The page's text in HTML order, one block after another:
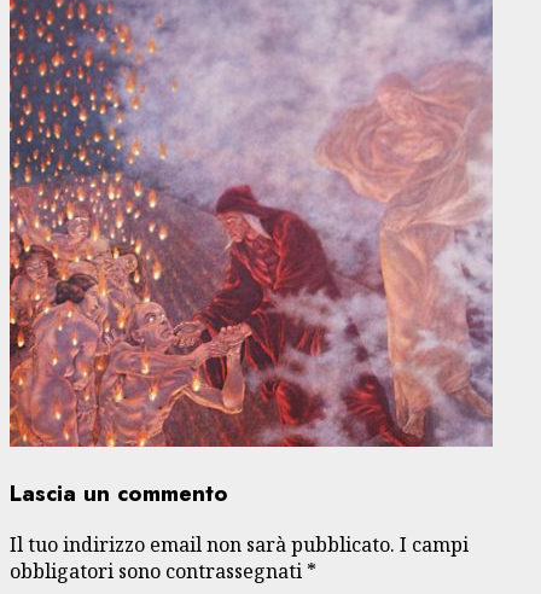
Lascia un commento
Il tuo indirizzo email non sarà pubblicato. I campi
obbligatori sono contrassegnati *